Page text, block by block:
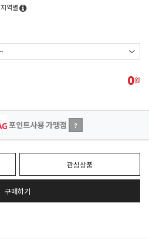
지역별
0원
포인트사용 가맹점 ?
관심상품
구매하기